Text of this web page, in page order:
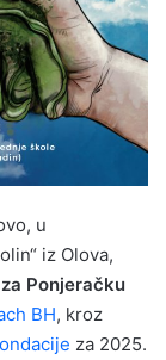
u
iz Olova,
Ponjeračku
BH, kroz
za 2025.